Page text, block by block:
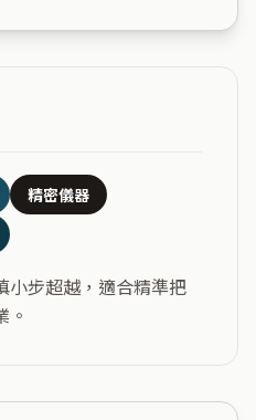
精密儀器
小步超越，適合精準把
。